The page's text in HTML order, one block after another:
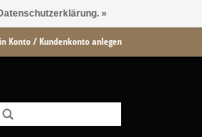
Konto / Kundenkonto anlegen
»